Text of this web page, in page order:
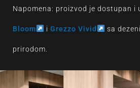
Napomena: proizvod je dostupan i
Bloom i Grezzo Vivid sa
prirodom.